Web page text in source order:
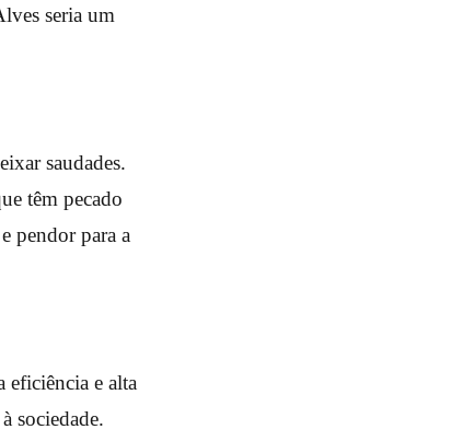
seria um
saudades.
têm pecado
pendor para a
eficiência e alta
sociedade.